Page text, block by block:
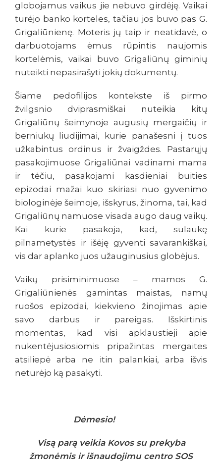
globojamus vaikus jie nebuvo girdėję. Vaikai
turėjo banko korteles, tačiau jos buvo pas G.
Grigaliūnienę. Moteris jų taip ir neatidavė, o
darbuotojams ėmus rūpintis naujomis
kortelėmis, vaikai buvo Grigaliūnų giminių
nuteikti nepasirašyti jokių dokumentų.
Šiame pedofilijos kontekste iš pirmo
žvilgsnio dviprasmiškai nuteikia kitų
Grigaliūnų šeimynoje augusių mergaičių ir
berniukų liudijimai, kurie panašesni į tuos
užkabintus ordinus ir žvaigždes. Pastarųjų
pasakojimuose Grigaliūnai vadinami mama
ir tėčiu, pasakojami kasdieniai buities
epizodai mažai kuo skiriasi nuo gyvenimo
biologinėje šeimoje, išskyrus, žinoma, tai, kad
Grigaliūnų namuose visada augo daug vaikų.
Kai kurie pasakoja, kad, sulaukę
pilnametystės ir išėję gyventi savarankiškai,
vis dar aplanko juos užauginusius globėjus.
Vaikų prisiminimuose – mamos G.
Grigaliūnienės gamintas maistas, namų
ruošos epizodai, kiekvieno žinojimas apie
savo darbus ir pareigas. Išskirtinis
momentas, kad visi apklaustieji apie
nukentėjusiosiomis pripažintas mergaites
atsiliepė arba ne itin palankiai, arba išvis
neturėjo ką pasakyti.
Dėmesio!
Visą parą veikia Kovos su prekyba
žmonėmis ir išnaudojimu centro SOS